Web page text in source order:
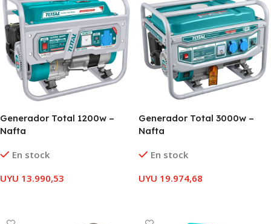
Generador Total 1200w –
Nafta
En stock
UYU 13.990,53
Generador Total 3000w –
Nafta
En stock
UYU 19.974,68